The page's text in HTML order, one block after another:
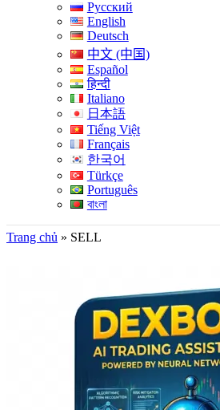
Русский
English
Deutsch
中文 (中国)
Español
हिन्दी
Italiano
日本語
Tiếng Việt
Français
한국어
Türkçe
Português
বাংলা
Trang chủ » SELL